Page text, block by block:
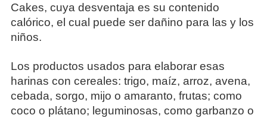
Cakes, cuya desventaja es su contenido
calórico, el cual puede ser dañino para las y los
niños.
Los productos usados para elaborar esas
harinas con cereales: trigo, maíz, arroz, avena,
cebada, sorgo, mijo o amaranto, frutas; como
coco o plátano; leguminosas, como garbanzo o